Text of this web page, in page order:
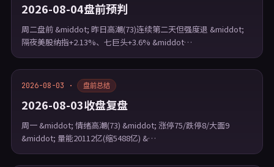
2026-08-04盘前预判
周二盘前 &middot; 昨日高潮(73)连续第二天但强度退 &middot;
隔夜美股纳指+2.13%、七巨头+3.6% &middot…
2026-08-03 · 盘前总结
2026-08-03收盘复盘
周一 &middot; 情绪高潮(73) &middot; 涨停75/跌停8/大面9
&middot; 量能20112亿(缩5488亿) &…